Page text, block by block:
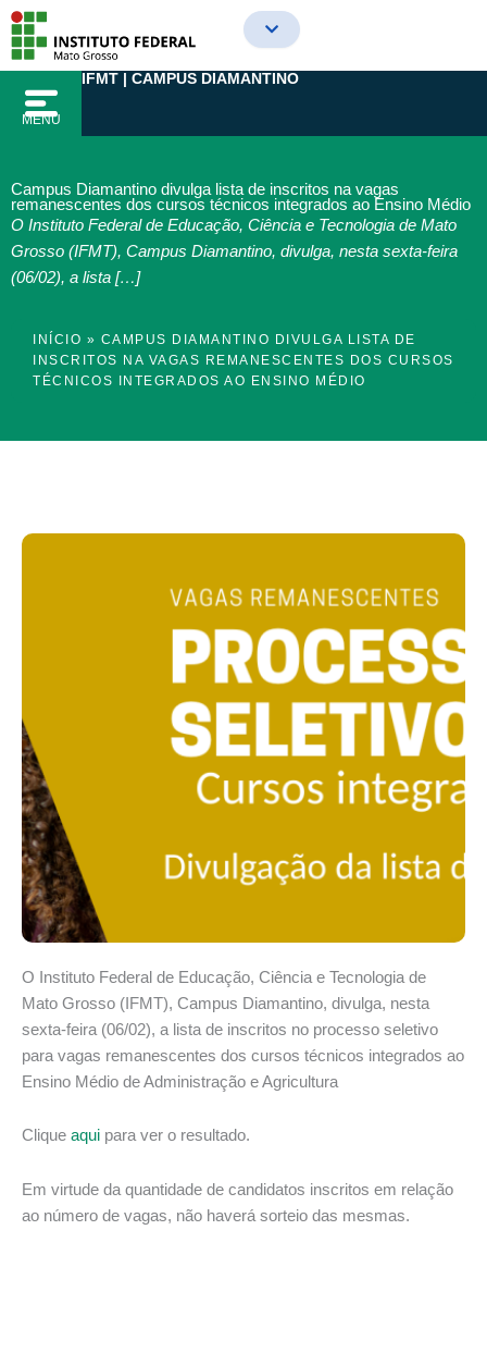
para
conteúdo
MENU
IFMT | CAMPUS DIAMANTINO
Campus Diamantino divulga lista de inscritos na vagas
remanescentes dos cursos técnicos integrados ao Ensino Médio
O Instituto Federal de Educação, Ciência e Tecnologia de Mato
Grosso (IFMT), Campus Diamantino, divulga, nesta sexta-feira
(06/02), a lista […]
INÍCIO » CAMPUS DIAMANTINO DIVULGA LISTA DE
INSCRITOS NA VAGAS REMANESCENTES DOS CURSOS
TÉCNICOS INTEGRADOS AO ENSINO MÉDIO
O Instituto Federal de Educação, Ciência e Tecnologia de
Mato Grosso (IFMT), Campus Diamantino, divulga, nesta
sexta-feira (06/02), a lista de inscritos no processo seletivo
para vagas remanescentes dos cursos técnicos integrados ao
Ensino Médio de Administração e Agricultura
Clique aqui para ver o resultado.
Em virtude da quantidade de candidatos inscritos em relação
ao número de vagas, não haverá sorteio das mesmas.